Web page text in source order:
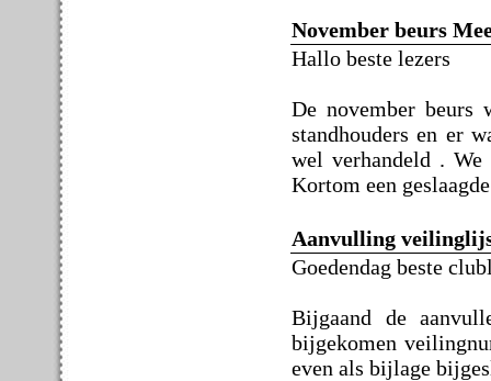
November beurs
Hallo beste lezers
De november beurs
standhouders en er
wel verhandeld . We
Kortom een
Aanvulling
Goedendag beste
Bijgaand de
bijgekomen
even als bijlage